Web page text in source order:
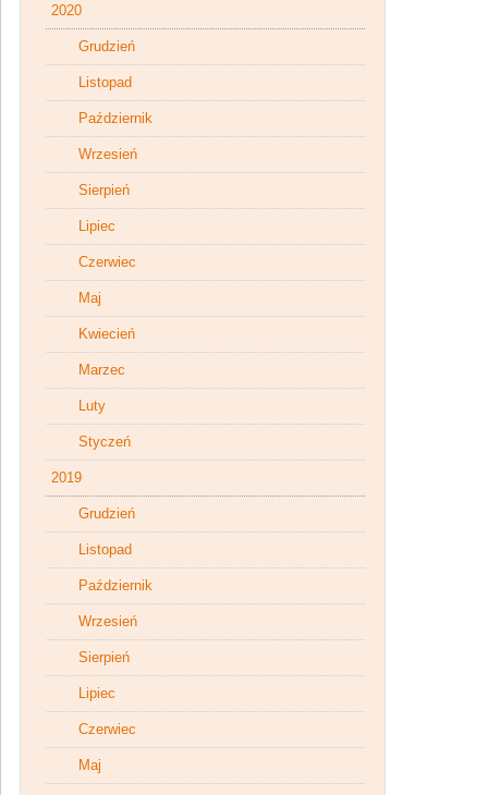
2020
Grudzień
Listopad
Październik
Wrzesień
Sierpień
Lipiec
Czerwiec
Maj
Kwiecień
Marzec
Luty
Styczeń
2019
Grudzień
Listopad
Październik
Wrzesień
Sierpień
Lipiec
Czerwiec
Maj